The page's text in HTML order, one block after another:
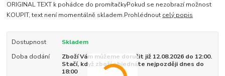
ORIGINAL TEXT k pohádce do promítačkyPokud se nezobrazí možnost
KOUPIT, text není momentálně skladem.Prohlédnout celý popis
Dostupnost
Skladem
Doba dodání
Zboží Vám můžeme doručit již 12.08.2026 do 12:00.
Stačí, když zboží objednáte nejpozději dnes do
18:00